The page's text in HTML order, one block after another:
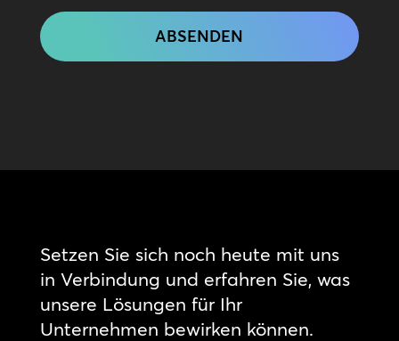
Setzen Sie sich noch heute mit uns
in Verbindung und erfahren Sie, was
unsere Lösungen für Ihr
Unternehmen bewirken können.